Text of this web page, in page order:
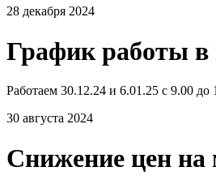
28 декабря 2024
График работы в
Работаем 30.12.24 и 6.01.25 с 9.00
30 августа 2024
Снижение цен на